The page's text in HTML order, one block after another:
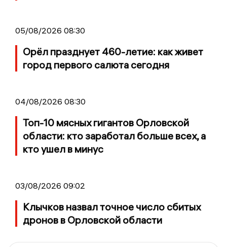
05/08/2026 08:30
Орёл празднует 460-летие: как живет
город первого салюта сегодня
04/08/2026 08:30
Топ-10 мясных гигантов Орловской
области: кто заработал больше всех, а
кто ушел в минус
03/08/2026 09:02
Клычков назвал точное число сбитых
дронов в Орловской области